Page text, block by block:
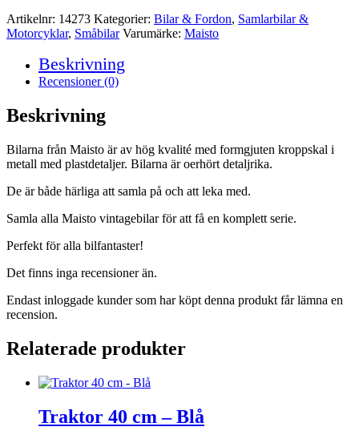
Artikelnr: 14273 Kategorier: Bilar & Fordon, Samlarbilar &
Motorcyklar, Småbilar Varumärke: Maisto
Beskrivning
Recensioner (0)
Beskrivning
Bilarna från Maisto är av hög kvalité med formgjuten kroppskal i
metall med plastdetaljer. Bilarna är oerhört detaljrika.
De är både härliga att samla på och att leka med.
Samla alla Maisto vintagebilar för att få en komplett serie.
Perfekt för alla bilfantaster!
Det finns inga recensioner än.
Endast inloggade kunder som har köpt denna produkt får lämna en
recension.
Relaterade produkter
Traktor 40 cm – Blå